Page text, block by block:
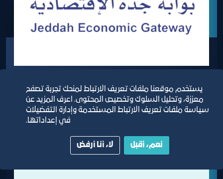
بوابة جدة الاقتصادية
يستخدم موقعنا ملفات تعريف الارتباط لمنحك تجربة تصفح
معززة، وتحليل السلوك وتخصيص المحتوى. اعرف المزيد عن
سياسة ملفات تعريف الارتباط المستخدمة وإدارة التفضيلات
في إعداداتها.
نعم، أقبل لا، أنا أرفض